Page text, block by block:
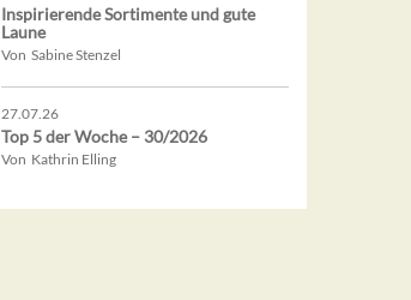
Inspirierende Sortimente und gute
Laune
Von Sabine Stenzel
27.07.26
Top 5 der Woche – 30/2026
Von Kathrin Elling